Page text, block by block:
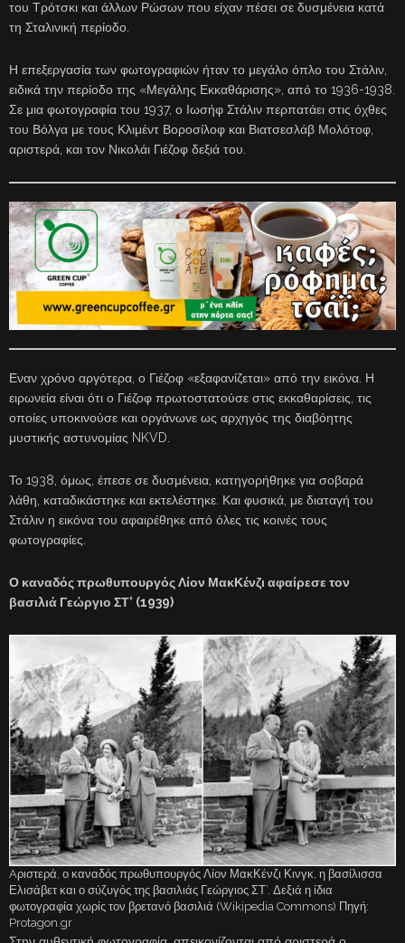
του Τρότσκι και άλλων Ρώσων που είχαν πέσει σε δυσμένεια κατά
τη Σταλινική περίοδο.
Η επεξεργασία των φωτογραφιών ήταν το μεγάλο όπλο του Στάλιν,
ειδικά την περίοδο της «Μεγάλης Εκκαθάρισης», από το 1936-1938.
Σε μια φωτογραφία του 1937, ο Ιωσήφ Στάλιν περπατάει στις όχθες
του Βόλγα με τους Κλιμέντ Βοροσίλοφ και Βιατσεσλάβ Μολότοφ,
αριστερά, και τον Νικολάι Γιέζοφ δεξιά του.
Εναν χρόνο αργότερα, ο Γιέζοφ «εξαφανίζεται» από την εικόνα. Η
ειρωνεία είναι ότι ο Γιέζοφ πρωτοστατούσε στις εκκαθαρίσεις, τις
οποίες υποκινούσε και οργάνωνε ως αρχηγός της διαβόητης
μυστικής αστυνομίας NKVD.
Το 1938, όμως, έπεσε σε δυσμένεια, κατηγορήθηκε για σοβαρά
λάθη, καταδικάστηκε και εκτελέστηκε. Και φυσικά, με διαταγή του
Στάλιν η εικόνα του αφαιρέθηκε από όλες τις κοινές τους
φωτογραφίες.
Ο καναδός πρωθυπουργός Λίον ΜακΚένζι αφαίρεσε τον
βασιλιά Γεώργιο ΣΤ’ (1939)
Aριστερά, ο καναδός πρωθυπουργός Λίον ΜακΚένζι Κινγκ, η βασίλισσα
Ελισάβετ και ο σύζυγός της βασιλιάς Γεώργιος ΣΤ’. Δεξιά η ίδια
φωτογραφία χωρίς τον βρετανό βασιλιά (Wikipedia Commons) Πηγή:
Protagon.gr